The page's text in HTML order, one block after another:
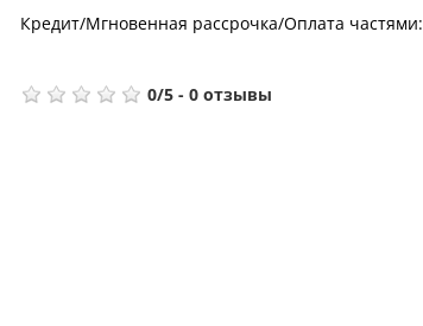
Кредит/Мгновенная рассрочка/Оплата частями:
0/5- 0 отзывы